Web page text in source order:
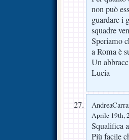
non può
guardare i
squadre
Speriamo
a Roma è
Un
Lucia
Aprile 19th,
Squalifica
Più facile